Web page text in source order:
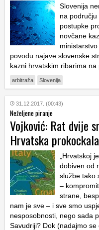
Slovenija
na
postupke
novčane
povodu najave slovenske
kazni hrvatskim ribarima na
arbitraža Slovenija
31.12.2017. (00:43)
Neželjene piranje
Vojković: Rat dvije
Hrvatska
„Hrvatskoj
dobiven od
službe tako
–
strane,
nam je sve – i sve smo
nesposobnosti, nego sada
Savudriji? Dok (nadajmo